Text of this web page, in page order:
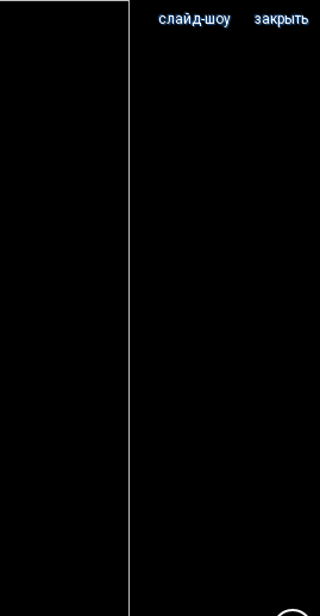
закрыть
cлайд-шоу